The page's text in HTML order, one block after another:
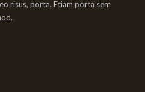
risus, porta. Etiam porta sem